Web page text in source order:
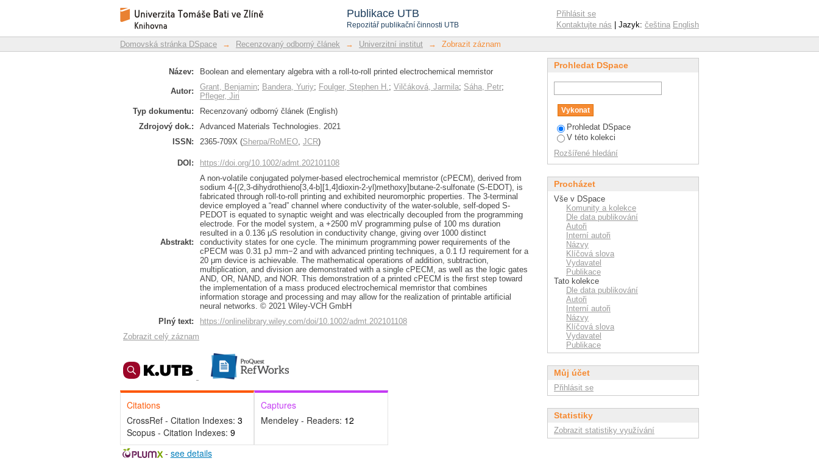
Publikace UTB
Repozitář publikační činnosti UTB
Boolean and elementary algebra with a roll-to-roll printed electrochemical
memristor
Repozitář DSpace/Manakin
Přihlásit se
Kontaktujte nás | Jazyk: čeština English
Domovská stránka DSpace → Recenzovaný odborný článek → Univerzitní institut → Zobrazit záznam
Název: Boolean and elementary algebra with a roll-to-roll printed electrochemical memristor
Autor: Grant, Benjamin; Bandera, Yuriy; Foulger, Stephen H.; Vilčáková, Jarmila; Sáha, Petr;
Pfleger, Jiri
Typ dokumentu:
Recenzovaný odborný článek (English)
Zdrojový dok.:
Advanced Materials Technologies. 2021
ISSN:
2365-709X (Sherpa/RoMEO, JCR)
DOI: https://doi.org/10.1002/admt.202101108
Abstrakt:
A non-volatile conjugated polymer-based electrochemical memristor (cPECM), derived from
sodium 4-[(2,3-dihydrothieno[3,4-b][1,4]dioxin-2-yl)methoxy]butane-2-sulfonate (S-EDOT), is
fabricated through roll-to-roll printing and exhibited neuromorphic properties. The 3-terminal
device employed a “read” channel where conductivity of the water-soluble, self-doped S-
PEDOT is equated to synaptic weight and was electrically decoupled from the programming
electrode. For the model system, a +2500 mV programming pulse of 100 ms duration
resulted in a 0.136 μS resolution in conductivity change, giving over 1000 distinct
conductivity states for one cycle. The minimum programming power requirements of the
cPECM was 0.31 pJ mm−2 and with advanced printing techniques, a 0.1 fJ requirement for a
20 μm device is achievable. The mathematical operations of addition, subtraction,
multiplication, and division are demonstrated with a single cPECM, as well as the logic gates
AND, OR, NAND, and NOR. This demonstration of a printed cPECM is the first step toward
the implementation of a mass produced electrochemical memristor that combines
information storage and processing and may allow for the realization of printable artificial
neural networks. © 2021 Wiley-VCH GmbH
Plný text:
https://onlinelibrary.wiley.com/doi/10.1002/admt.202101108
Zobrazit celý záznam
Citations
CrossRef - Citation Indexes: 3
Scopus - Citation Indexes: 9
Captures
Mendeley - Readers: 12
- see details
Prohledat DSpace
Prohledat DSpace
V této kolekci
Rozšířené hledání
Procházet
Vše v DSpace
Komunity a kolekce
Dle data publikování
Autoři
Interní autoři
Názvy
Klíčová slova
Vydavatel
Publikace
Tato kolekce
Dle data publikování
Autoři
Interní autoři
Názvy
Klíčová slova
Vydavatel
Publikace
Můj účet
Přihlásit se
Statistiky
Zobrazit statistiky využívání